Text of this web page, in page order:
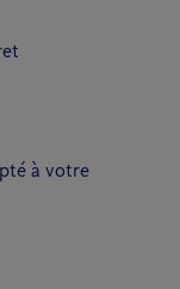
à votre